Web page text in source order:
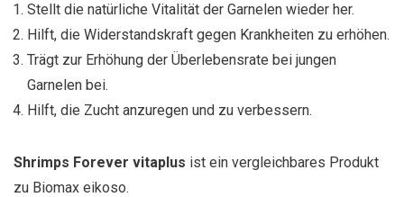
Stellt die natürliche Vitalität der Garnelen wieder her.
Hilft, die Widerstandskraft gegen Krankheiten zu erhöhen.
Trägt zur Erhöhung der Überlebensrate bei jungen
Garnelen bei.
Hilft, die Zucht anzuregen und zu verbessern.
Shrimps Forever vitaplus ist ein vergleichbares Produkt
zu Biomax eikoso.